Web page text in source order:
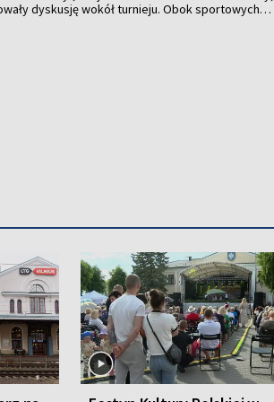
dyskusję wokół turnieju. Obok sportowych